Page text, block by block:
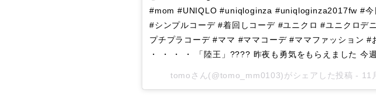
#mom #UNIQLO #uniqloginza #uniqloginza2017fw #今
#シンプルコーデ #着回しコーデ #ユニクロ #ユニクロデ
プチプラコーデ #ママ #ママコーデ #ママファッション #
・ ・ ・ ・ 「陸王」???? 昨夜も勇気をもらえました 今
tomo さん(@tomo_mm0103)がシェアした投稿 - 11